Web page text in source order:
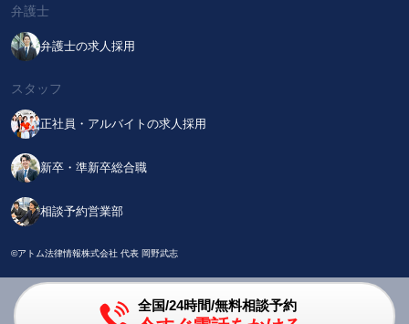
弁護士
弁護士の求人採用
スタッフ
正社員・アルバイトの求人採用
新卒・準新卒総合職
相談予約営業部
©アトム法律情報株式会社 代表 岡野武志
全国/24時間/無料相談予約